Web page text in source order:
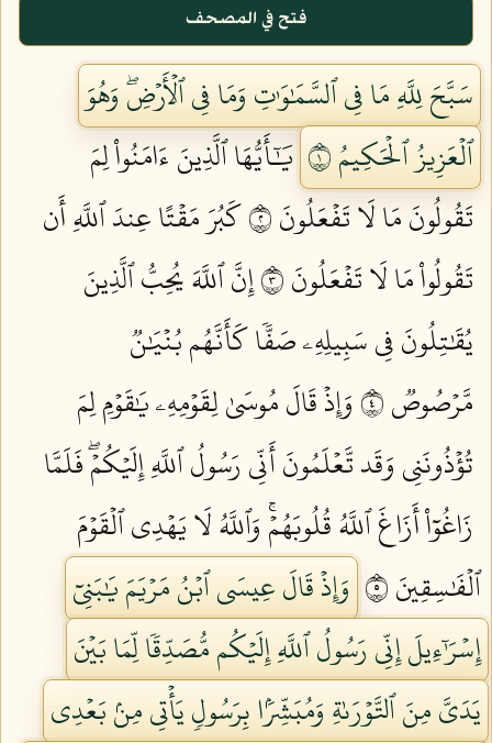
فتح في المصحف
سَبَّحَ لِلَّهِ مَا فِي ٱلسَّمَٰوَٰتِ وَمَا فِي ٱلۡأَرۡضِۖ وَهُوَ
ٱلۡعَزِيزُ ٱلۡحَكِيمُ ١
يَٰٓأَيُّهَا ٱلَّذِينَ ءَامَنُواْ لِمَ
تَقُولُونَ مَا لَا تَفۡعَلُونَ ٢
كَبُرَ مَقۡتًا عِندَ ٱللَّهِ أَن
تَقُولُواْ مَا لَا تَفۡعَلُونَ ٣
إِنَّ ٱللَّهَ يُحِبُّ ٱلَّذِينَ
يُقَٰتِلُونَ فِي سَبِيلِهِۦ صَفّٗا كَأَنَّهُم بُنۡيَٰنٞ
مَّرۡصُوصٞ ٤
وَإِذۡ قَالَ مُوسَىٰ لِقَوۡمِهِۦ يَٰقَوۡمِ لِمَ
تُؤۡذُونَنِي وَقَد تَّعۡلَمُونَ أَنِّي رَسُولُ ٱللَّهِ إِلَيۡكُمۡۖ فَلَمَّا
زَاغُوٓاْ أَزَاغَ ٱللَّهُ قُلُوبَهُمۡۚ وَٱللَّهُ لَا يَهۡدِي ٱلۡقَوۡمَ
ٱلۡفَٰسِقِينَ ٥
وَإِذۡ قَالَ عِيسَى ٱبۡنُ مَرۡيَمَ يَٰبَنِيٓ
إِسۡرَٰٓءِيلَ إِنِّي رَسُولُ ٱللَّهِ إِلَيۡكُم مُّصَدِّقٗا لِّمَا بَيۡنَ
يَدَيَّ مِنَ ٱلتَّوۡرَىٰةِ وَمُبَشِّرَۢا بِرَسُولٖ يَأۡتِي مِنۢ بَعۡدِي